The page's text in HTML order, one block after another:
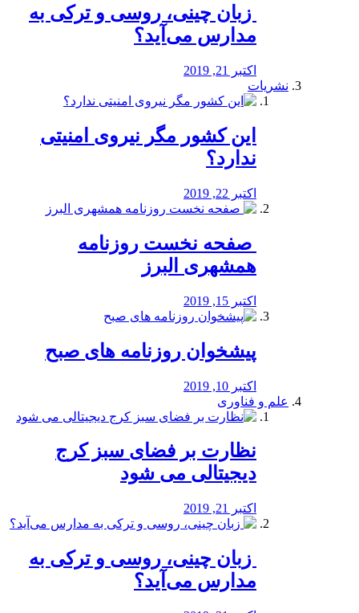
️ زبان چینی، روسی و ترکی به
مدارس می‌آید؟
اکتبر 21, 2019
نشریات
این کشور مگر نیروی امنیتی
ندارد؟
اکتبر 22, 2019
️ صفحه نخست روزنامه‌
همشهری البرز
اکتبر 15, 2019
پیشخوان روزنامه های صبح
اکتبر 10, 2019
علم و فناوری
نظارت بر فضای سبز کرج
دیجیتالی می شود
اکتبر 21, 2019
️ زبان چینی، روسی و ترکی به
مدارس می‌آید؟